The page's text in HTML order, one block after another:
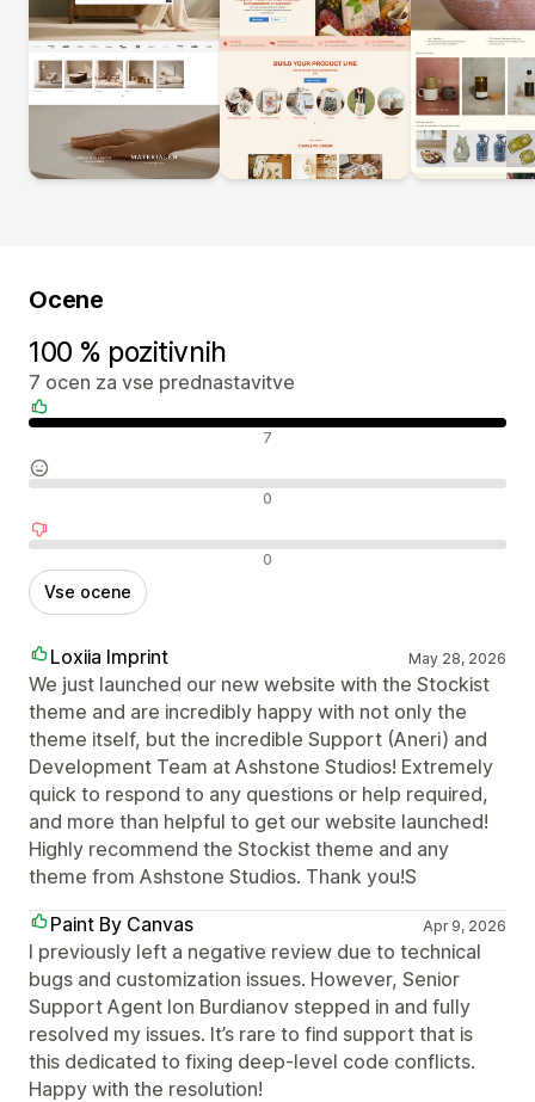
Ocene
100 % pozitivnih
7 ocen za vse prednastavitve
Pozitivne ocene 7
Nevtralne ocene 0
Negativne ocene 0
Vse ocene
Loxiia Imprint May 28, 2026
We just launched our new website with the Stockist
theme and are incredibly happy with not only the
theme itself, but the incredible Support (Aneri) and
Development Team at Ashstone Studios! Extremely
quick to respond to any questions or help required,
and more than helpful to get our website launched!
Highly recommend the Stockist theme and any
theme from Ashstone Studios. Thank you!S
Paint By Canvas
Apr 9, 2026
I previously left a negative review due to technical
bugs and customization issues. However, Senior
Support Agent Ion Burdianov stepped in and fully
resolved my issues. It’s rare to find support that is
this dedicated to fixing deep-level code conflicts.
Happy with the resolution!